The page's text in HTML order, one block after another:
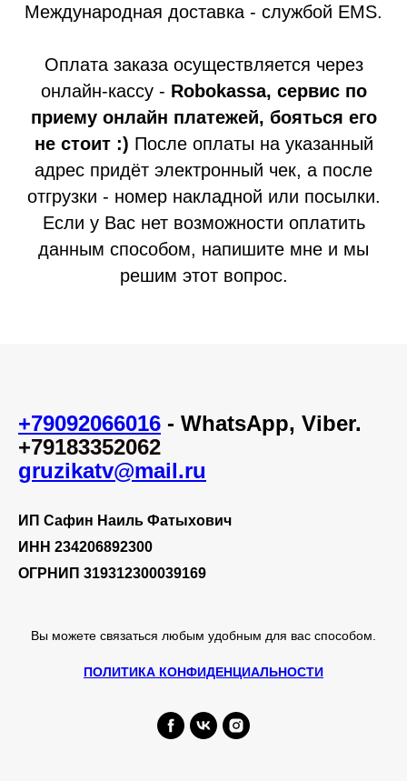
Международная доставка - службой EMS.
Оплата заказа осуществляется через
онлайн-кассу - Robokassa, сервис по
приему онлайн платежей, бояться его
не стоит :) После оплаты на указанный
адрес придёт электронный чек, а после
отгрузки - номер накладной или посылки.
Если у Вас нет возможности оплатить
данным способом, напишите мне и мы
решим этот вопрос.
+79092066016 - WhatsApp, Viber.
+79183352062
gruzikatv@mail.ru
ИП Сафин Наиль Фатыхович
ИНН 234206892300
ОГРНИП 319312300039169
Вы можете связаться любым удобным для вас способом.
ПОЛИТИКА КОНФИДЕНЦИАЛЬНОСТИ